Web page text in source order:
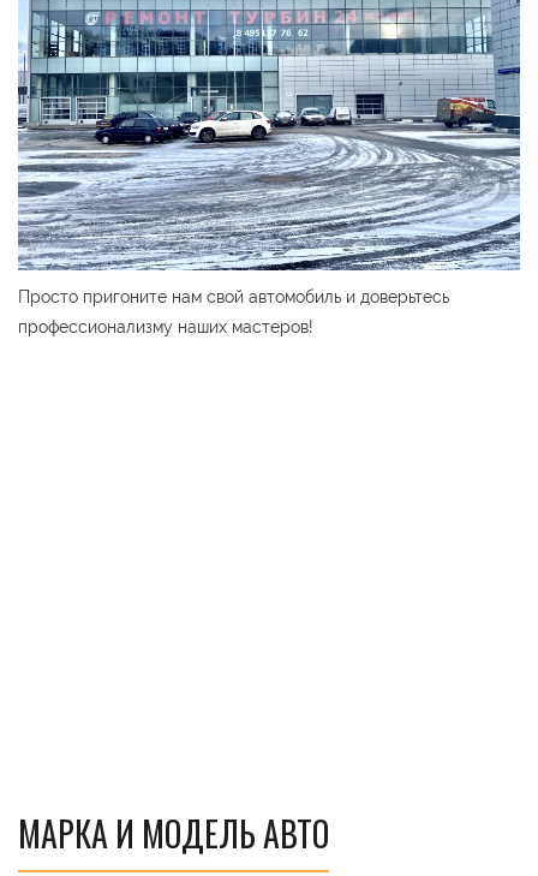
Просто пригоните нам свой автомобиль и доверьтесь
профессионализму наших мастеров!
МАРКА И МОДЕЛЬ АВТО